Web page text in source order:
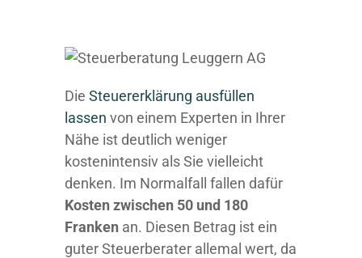
Die Steuererklärung ausfüllen
lassen von einem Experten in Ihrer
Nähe ist deutlich weniger
kostenintensiv als Sie vielleicht
denken. Im Normalfall fallen dafür
Kosten zwischen 50 und 180
Franken an. Diesen Betrag ist ein
guter Steuerberater allemal wert, da